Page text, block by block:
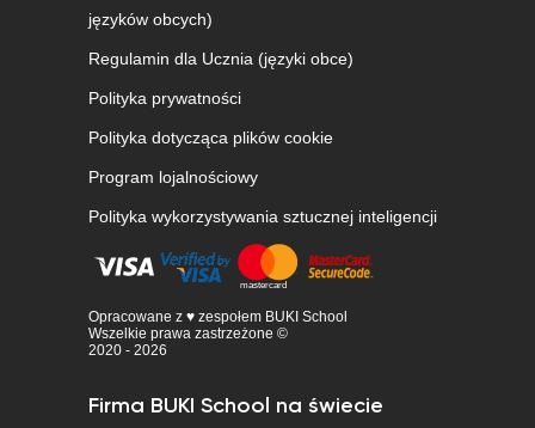
języków obcych)
Regulamin dla Ucznia (języki obce)
Polityka prywatności
Polityka dotycząca plików cookie
Program lojalnościowy
Polityka wykorzystywania sztucznej inteligencji
Opracowane z ♥ zespołem BUKI School
Wszelkie prawa zastrzeżone ©
2020 - 2026
Firma BUKI School na świecie